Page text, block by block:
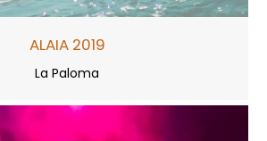
ALAIA 2019
La Paloma